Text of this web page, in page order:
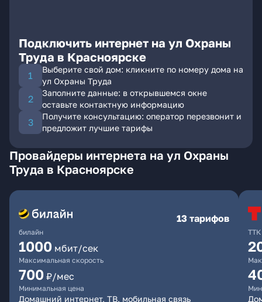
Подключить интернет на ул Охраны
Труда в Красноярске
Выберите свой дом: кликните по номеру дома на
ул Охраны Труда
Заполните данные: в открывшемся окне
оставьте контактную информацию
Получите консультацию: оператор перезвонит и
предложит лучшие тарифы
Провайдеры интернета на ул Охраны
Труда в Красноярске
билайн
13 тарифов
1000 мбит/сек
Максимальная скорость
700 ₽/мес
Минимальная цена
Домашний интернет, ТВ, мобильная связь
ТТК